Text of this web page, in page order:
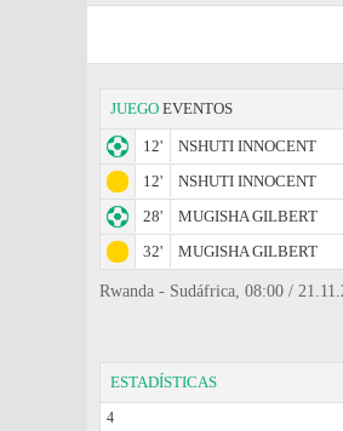
JUEGO EVENTOS
12'
NSHUTI INNOCENT
12'
NSHUTI INNOCENT
28'
MUGISHA GILBERT
32'
MUGISHA GILBERT
Rwanda - Sudáfrica, 08:00 /
ESTADÍSTICAS
4